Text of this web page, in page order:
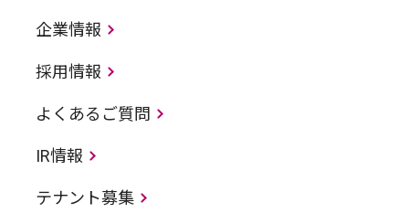
企業情報
採用情報
よくあるご質問
IR情報
テナント募集